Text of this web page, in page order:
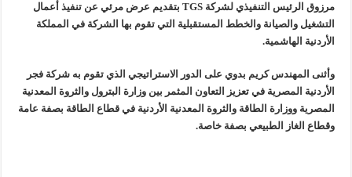
مرزوق الرئيس التنفيذي لشركة TGS بتقديم عرض مرئي عن تنفيذ أعمال
التشغيل والصيانة والخطط المستقبلية التي تقوم بها الشركة في المملكة
الأردنية الهاشمية.
وأثنى المهندس كريم بدوي على الدور الاستراتيجي الذي تقوم به شركة فجر
الأردنية المصرية في تعزيز التعاون المثمر بين وزارة البترول والثروة المعدنية
المصرية ووزارة الطاقة والثروة المعدنية الأردنية في قطاع الطاقة بصفة عامة
وقطاع الغاز الطبيعي بصفة خاصة.